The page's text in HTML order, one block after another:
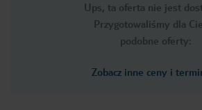
Ups, ta oferta nie jest
Przygotowaliśmy dla
podobne oferty:
Zobacz inne ceny i